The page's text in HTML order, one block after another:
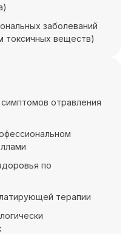
заболеваний
токсичных веществ)
симптомов отравления
по
терапии